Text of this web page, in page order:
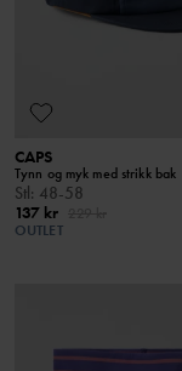
CAPS
Tynn og myk med strikk bak
Stl: 48-58
137 kr
OUTLET